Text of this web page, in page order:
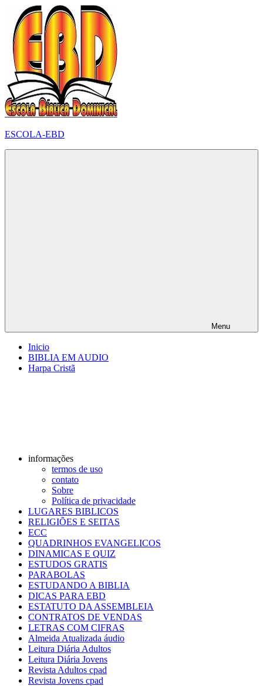
para
conteúdo
ESCOLA-EBD
Menu
Inicio
BIBLIA EM AUDIO
Harpa Cristã
informações
termos de uso
contato
Sobre
Política de privacidade
LUGARES BIBLICOS
RELIGIÕES E SEITAS
ECC
QUADRINHOS EVANGELICOS
DINAMICAS E QUIZ
ESTUDOS GRATIS
PARABOLAS
ESTUDANDO A BIBLIA
DICAS PARA EBD
ESTATUTO DA ASSEMBLEIA
CONTRATOS DE VENDAS
LETRAS COM CIFRAS
Almeida Atualizada áudio
Leitura Diária Adultos
Leitura Diária Jovens
Revista Adultos cpad
Revista Jovens cpad